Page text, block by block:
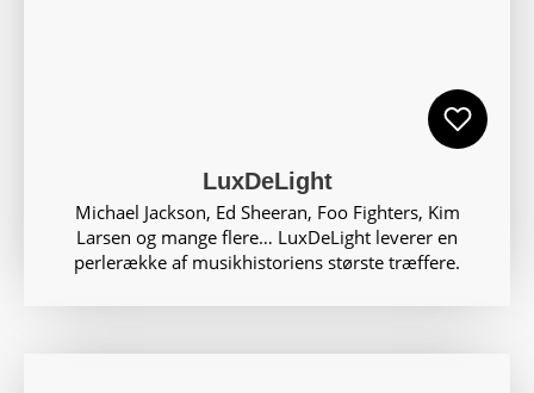
LuxDeLight
Michael Jackson, Ed Sheeran, Foo Fighters, Kim
Larsen og mange flere… LuxDeLight leverer en
perlerække af musikhistoriens største træffere.